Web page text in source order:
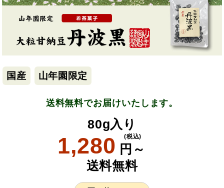
国産 山年園限定
送料無料でお届けいたします。
80g入り
1,280 円～
(税込)
送料無料